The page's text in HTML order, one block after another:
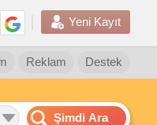
Yeni Kayıt
Destek
Reklam
Şimdi Ara